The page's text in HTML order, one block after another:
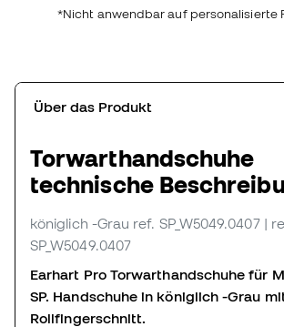
*Nicht anwendbar auf personalisierte
Über das Produkt
Torwarthandschuhe
technische
königlich -Grau ref. SP_W5049.0407 |
SP_W5049.0407
Earhart Pro Torwarthandschuhe für
SP. Handschuhe in königlich -Grau
Rollfingerschnitt.